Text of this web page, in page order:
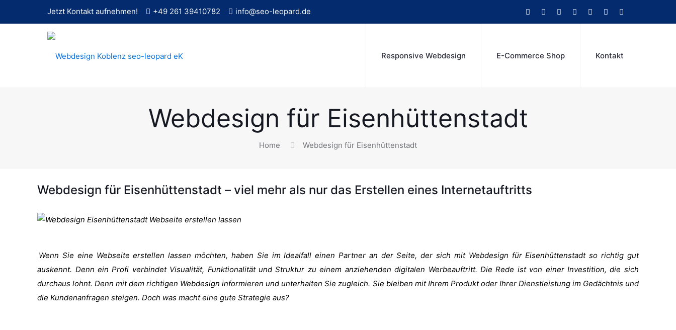
Jetzt Kontakt aufnehmen! +49 261 39410782 info@seo-leopard.de
Responsive Webdesign E-Commerce Shop Kontakt
Webdesign für Eisenhüttenstadt
Home Webdesign für Eisenhüttenstadt
Webdesign für Eisenhüttenstadt – viel mehr als nur das Erstellen eines Internetauftritts
Wenn Sie eine Webseite erstellen lassen möchten, haben Sie im Idealfall einen Partner an der Seite, der sich mit Webdesign für Eisenhüttenstadt so richtig gut
auskennt. Denn ein Profi verbindet Visualität, Funktionalität und Struktur zu einem anziehenden digitalen Werbeauftritt. Die Rede ist von einer Investition, die sich
durchaus lohnt. Denn mit dem richtigen Webdesign informieren und unterhalten Sie zugleich. Sie bleiben mit Ihrem Produkt oder Ihrer Dienstleistung im Gedächtnis und
die Kundenanfragen steigen. Doch was macht eine gute Strategie aus?